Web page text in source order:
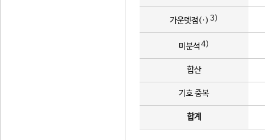
가운뎃점(·) 3)
미분석 4)
합산
기호 중복
합계